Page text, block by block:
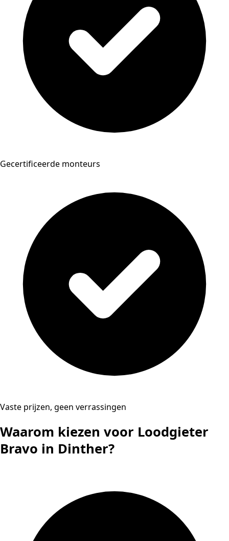
Gecertificeerde monteurs
Vaste prijzen, geen verrassingen
Waarom kiezen voor Loodgieter
Bravo in Dinther?